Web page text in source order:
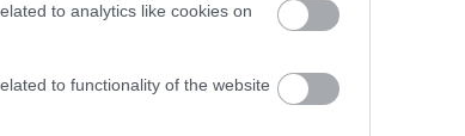
to analytics like cookies on
to functionality of the website